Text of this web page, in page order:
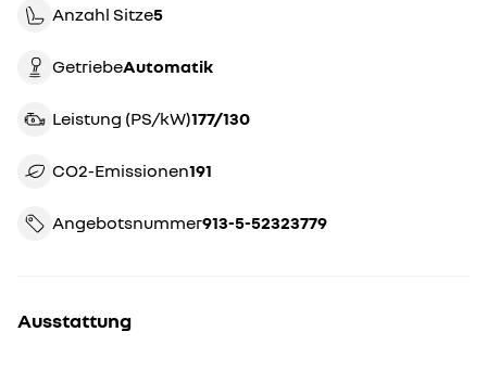
Anzahl Sitze5
Getriebe automatik
Leistung (PS/kW) 177/130
CO2-Emissionen 191
Angebotsnummer 913-5-52323779
Ausstattung